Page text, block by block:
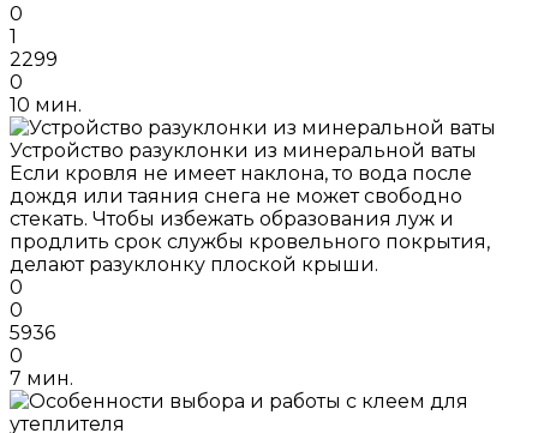
0
1
2299
0
10 мин.
Устройство разуклонки из минеральной ваты
Если кровля не имеет наклона, то вода после
дождя или таяния снега не может свободно
стекать. Чтобы избежать образования луж и
продлить срок службы кровельного покрытия,
делают разуклонку плоской крыши.
0
0
5936
0
7 мин.